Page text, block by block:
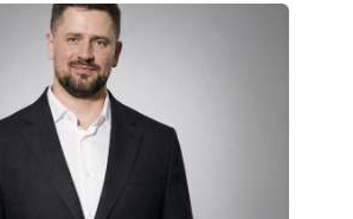
КОМПАНИЯХ
ЦЕНТРАЛЬНОЙ
АЗИИ
КАВКАЗА